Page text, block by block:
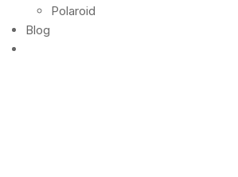
Polaroid
Blog